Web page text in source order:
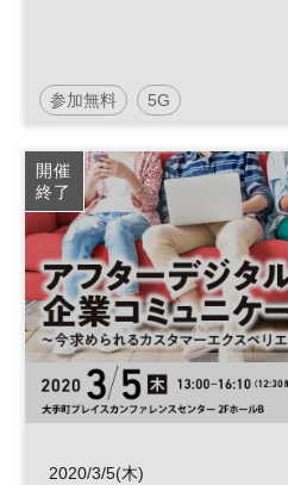
参加無料 5G
開催
終了
2020/3/5(木)